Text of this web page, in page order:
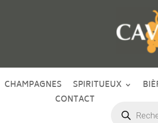
CHAMPAGNES SPIRITUEUX
CONTACT
produits